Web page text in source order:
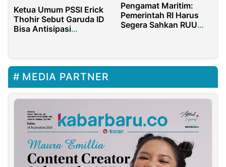
Ketua Umum PSSI Erick
Thohir Sebut Garuda ID
Bisa Antisipasi
Pengamat Maritim:
Pemerintah RI Harus
Segera Sahkan RUU
MEDIA PARTNER